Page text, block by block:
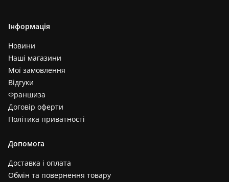
Інформація
Новини
Наші магазини
Мої замовлення
Відгуки
Франшиза
Договір оферти
Політика приватності
Допомога
Доставка і оплата
Обмін та повернення товару